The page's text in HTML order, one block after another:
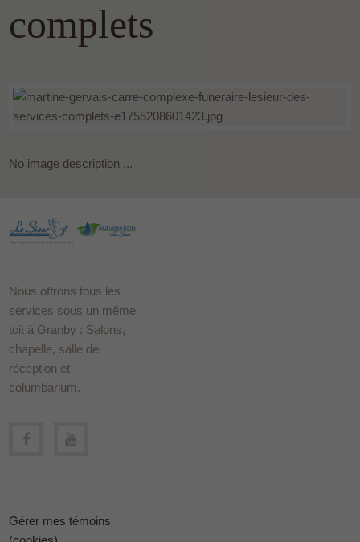
complets
No image description ...
Nous offrons tous les
services sous un même
toit à Granby : Salons,
chapelle, salle de
réception et
columbarium.
Gérer mes témoins